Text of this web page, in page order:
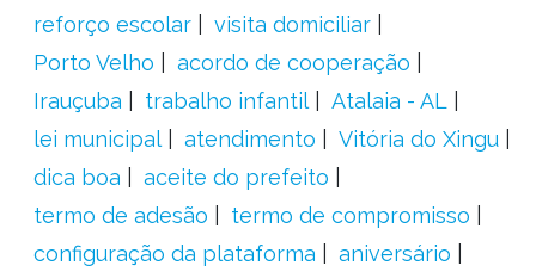
reforço escolar
visita domiciliar
Porto Velho
acordo de cooperação
Irauçuba
trabalho infantil
Atalaia - AL
lei municipal
atendimento
Vitória do Xingu
dica boa
aceite do prefeito
termo de adesão
termo de compromisso
configuração da plataforma
aniversário